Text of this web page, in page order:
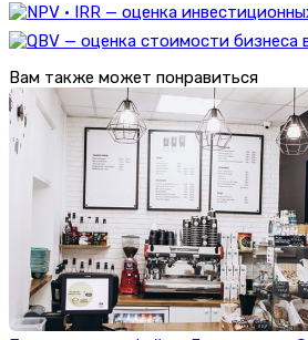
Вам также может понравиться